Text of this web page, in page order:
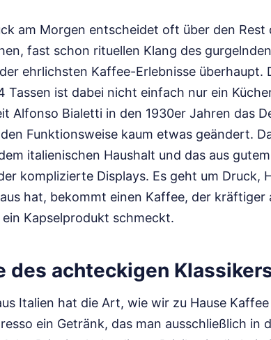
am Morgen entscheidet oft über den Rest
fast schon rituellen Klang des
ehrlichsten Kaffee-Erlebnisse überhaupt.
Tassen ist dabei nicht einfach nur ein
Alfonso Bialetti in den 1930er Jahren das
Funktionsweise kaum etwas geändert.
italienischen Haushalt und das aus
komplizierte Displays. Es geht um Druck,
hat, bekommt einen Kaffee, der kräftiger
Kapselprodukt schmeckt.
des achteckigen
Italien hat die Art, wie wir zu Hause
ein Getränk, das man ausschließlich in